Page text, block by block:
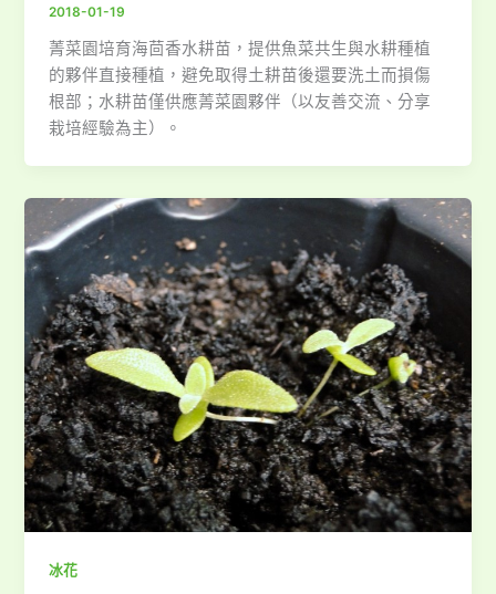
2018-01-19
菁菜園培育海茴香水耕苗，提供魚菜共生與水耕種植
的夥伴直接種植，避免取得土耕苗後還要洗土而損傷
根部；水耕苗僅供應菁菜園夥伴（以友善交流、分享
栽培經驗為主）。
冰花